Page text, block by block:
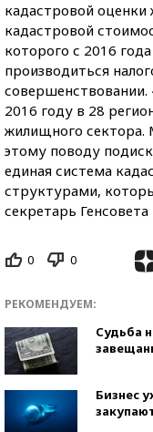
кадастровой оценки
кадастровой
которого с 2016
производиться
совершенствовании.
2016 году в 28
жилищного сектора.
этому поводу
единая система
структурами,
секретарь Генсовета
0 0
РЕКОМЕНДУЕМ:
Судьба
Бизнес